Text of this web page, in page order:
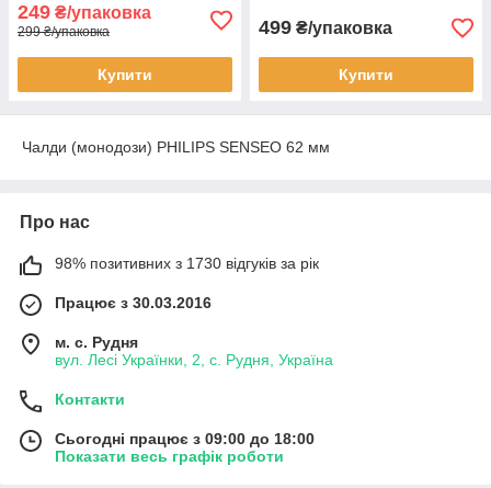
249 ₴/упаковка
299 ₴/упаковка
Купити
499 ₴/упаковка
Купити
Чалди (монодози) PHILIPS SENSEO 62 мм
Про нас
98% позитивних з 1730 відгуків за рік
Працює з 30.03.2016
м. с. Рудня
вул. Лесі Українки, 2, с. Рудня, Україна
Контакти
Сьогодні працює з 09:00 до 18:00
Показати весь графік роботи